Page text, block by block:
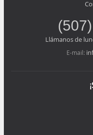
Llámanos de
E-mail: